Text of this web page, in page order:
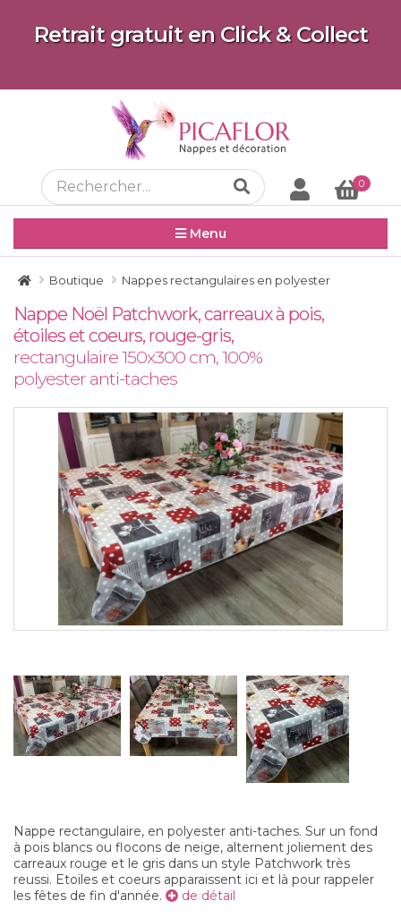
Retrait gratuit en Click & Collect
0
Menu
Boutique Nappes rectangulaires en polyester
Nappe Noël Patchwork, carreaux à pois,
étoiles et coeurs, rouge-gris,
rectangulaire 150x300 cm, 100%
polyester anti-taches
Nappe rectangulaire, en polyester anti-taches. Sur un fond
à pois blancs ou flocons de neige, alternent joliement des
carreaux rouge et le gris dans un style Patchwork très
reussi. Etoiles et coeurs apparaissent ici et là pour rappeler
les fêtes de fin d'année.
de détail